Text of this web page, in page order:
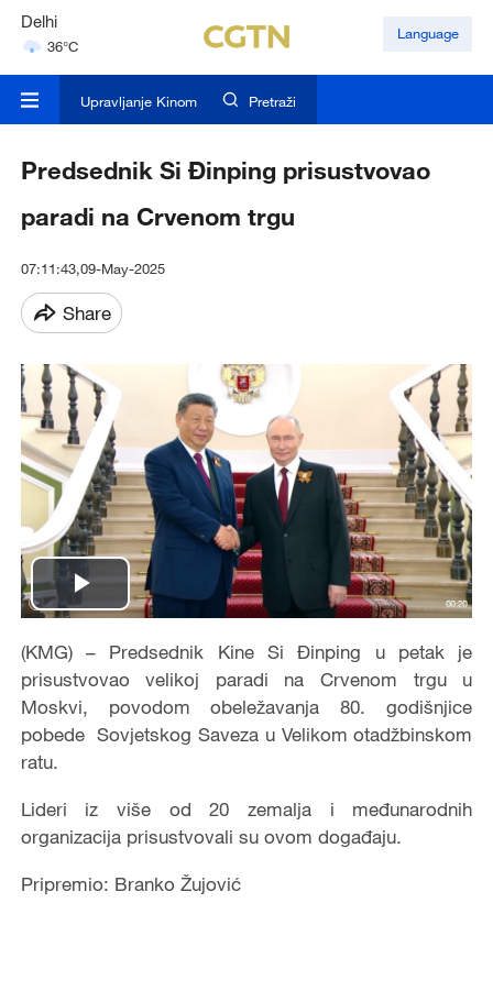
Delhi
36°C
Hyderabad
Mumbai
Language
Upravljanje Kinom Pretraži
Predsednik Si Đinping prisustvovao
paradi na Crvenom trgu
07:11:43,09-May-2025
Share
Play
Video
(KMG) – Predsednik Kine Si Đinping u petak je
prisustvovao velikoj paradi na Crvenom trgu u
Moskvi, povodom obeležavanja 80. godišnjice
pobede Sovjetskog Saveza u Velikom otadžbinskom
ratu.
Lideri iz više od 20 zemalja i međunarodnih
organizacija prisustvovali su ovom događaju.
Pripremio: Branko Žujović